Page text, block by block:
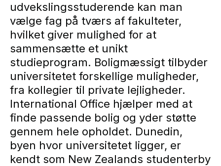
udvekslingsstuderende kan man
vælge fag på tværs af fakulteter,
hvilket giver mulighed for at
sammensætte et unikt
studieprogram. Boligmæssigt tilbyder
universitetet forskellige muligheder,
fra kollegier til private lejligheder.
International Office hjælper med at
finde passende bolig og yder støtte
gennem hele opholdet. Dunedin,
byen hvor universitetet ligger, er
kendt som New Zealands studenterby